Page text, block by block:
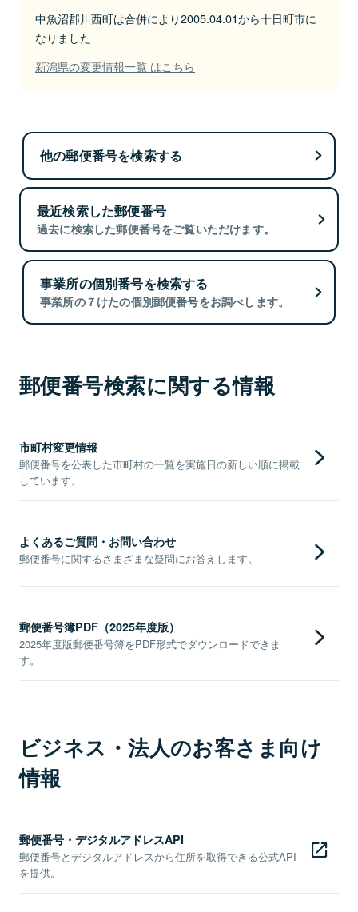
中魚沼郡川西町は合併により2005.04.01から十日町市に
なりました
新潟県の変更情報一覧 はこちら
他の郵便番号を検索する
最近検索した郵便番号
過去に検索した郵便番号をご覧いただけます。
事業所の個別番号を検索する
事業所の７けたの個別郵便番号をお調べします。
郵便番号検索に関する情報
市町村変更情報
郵便番号を公表した市町村の一覧を実施日の新しい順に掲載
しています。
よくあるご質問・お問い合わせ
郵便番号に関するさまざまな疑問にお答えします。
郵便番号簿PDF（2025年度版）
2025年度版郵便番号簿をPDF形式でダウンロードできま
す。
ビジネス・法人のお客さま向け
情報
郵便番号・デジタルアドレスAPI
郵便番号とデジタルアドレスから住所を取得できる公式API
を提供。